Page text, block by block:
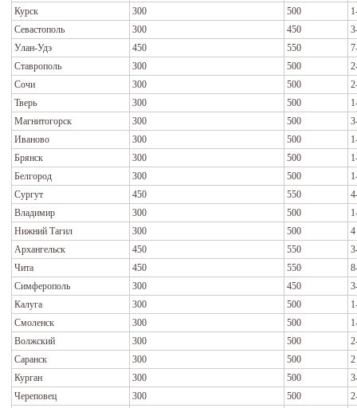
Курск
300 500
Севастополь
300 450
Улан-Удэ
450 550
Ставрополь
300 500
Сочи
300 500
Тверь
300 500
Магнитогорск
300 500
Иваново
300 500
Брянск
300 500
Белгород
300 500
Сургут
450 550
Владимир
300 500
Нижний Тагил
300 500
4
Архангельск
450 550
Чита
450 550
Симферополь
300 450
Калуга
300 500
Смоленск
300 500
Волжский
300 500
Саранск
300 500
2
Курган
300 500
Череповец
300 500